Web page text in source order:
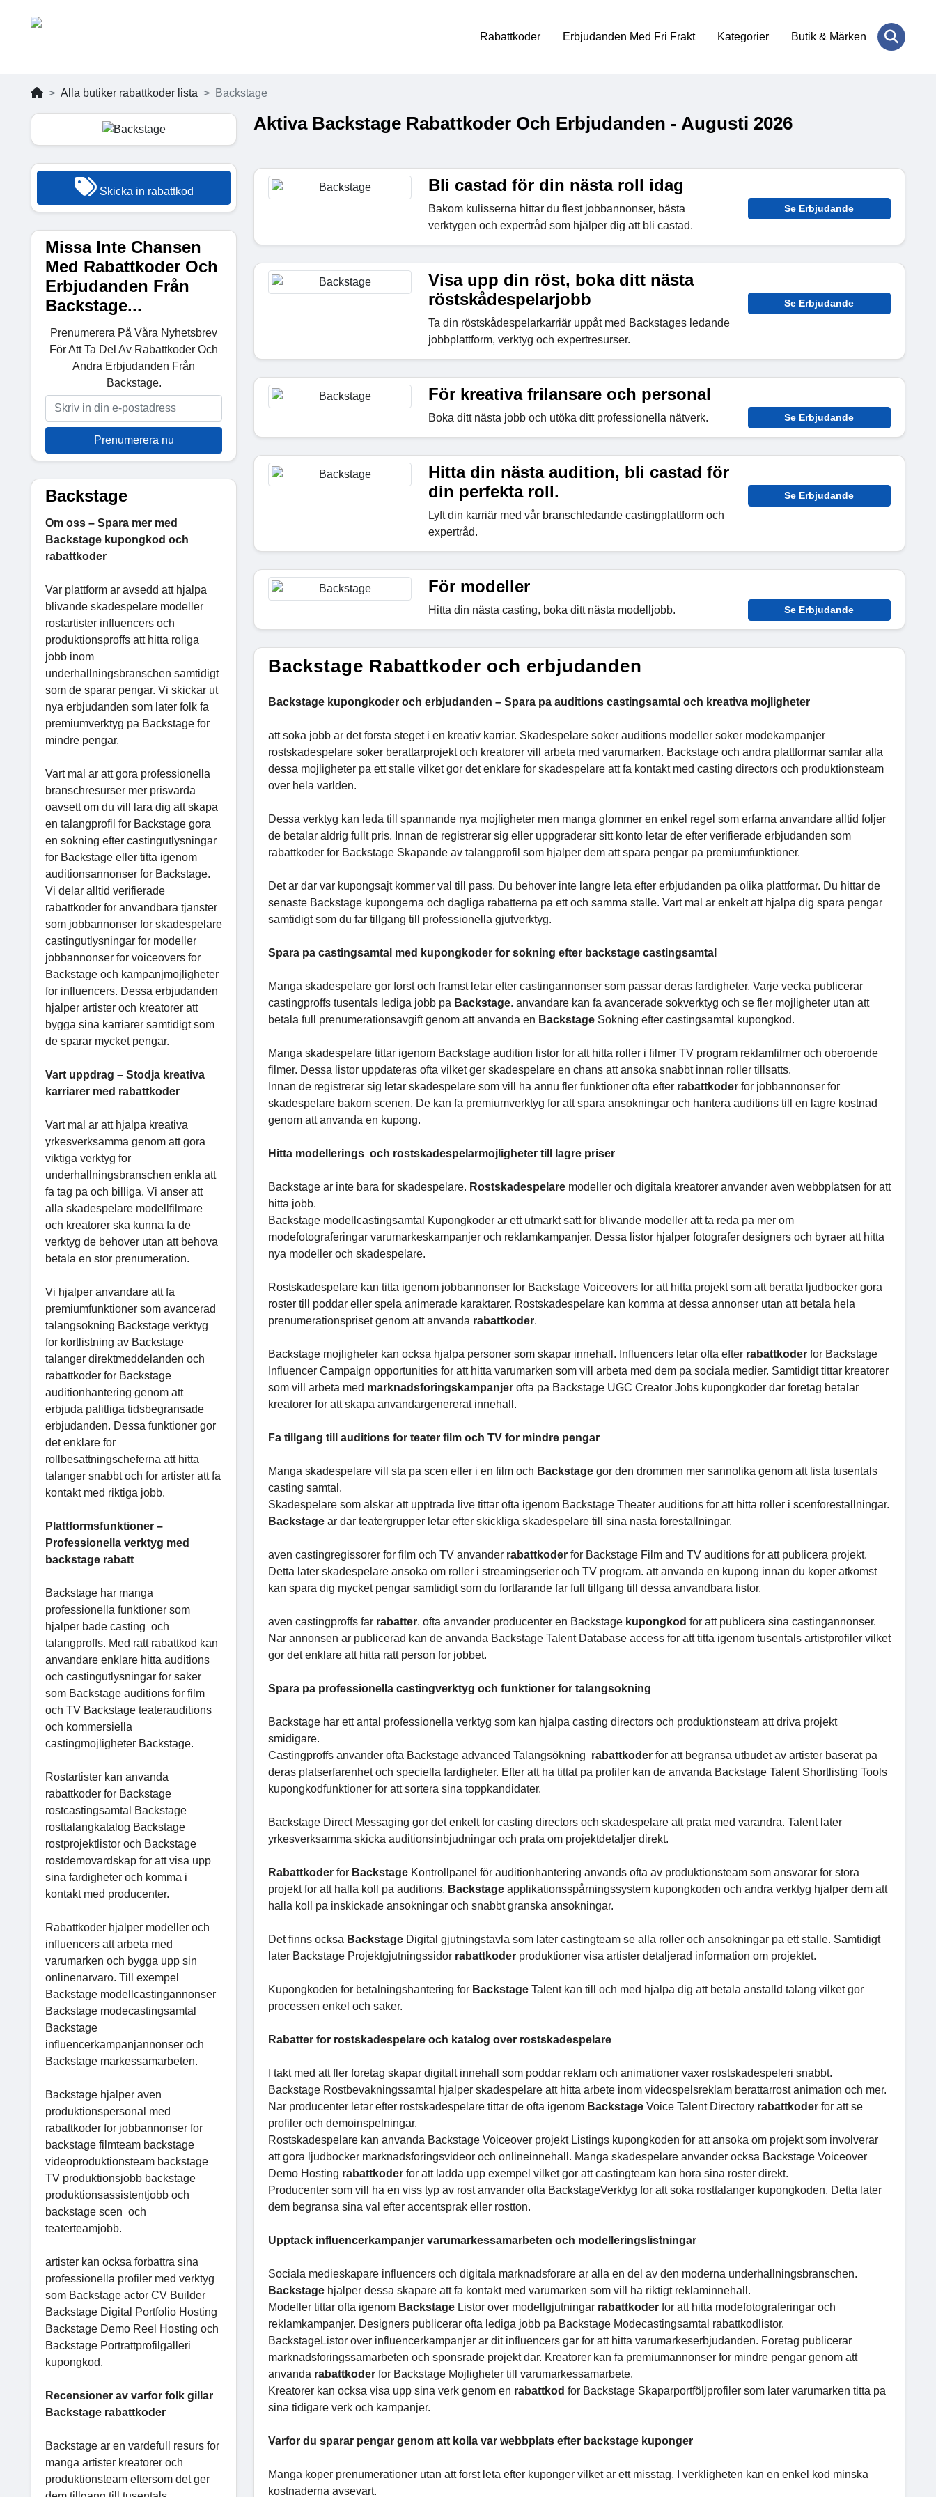
Rabattkoder Erbjudanden Med Fri Frakt Kategorier Butik & Märken
Alla butiker rabattkoder lista Backstage
Skicka in rabattkod
Missa Inte Chansen
Med Rabattkoder Och
Erbjudanden Från
Backstage...
Prenumerera På Våra Nyhetsbrev
För Att Ta Del Av Rabattkoder Och
Andra Erbjudanden Från
Backstage.
Prenumerera nu
Backstage
Om oss – Spara mer med
Backstage kupongkod och
rabattkoder
Var plattform ar avsedd att hjalpa
blivande skadespelare modeller
rostartister influencers och
produktionsproffs att hitta roliga
jobb inom
underhallningsbranschen samtidigt
som de sparar pengar. Vi skickar ut
nya erbjudanden som later folk fa
premiumverktyg pa Backstage for
mindre pengar.
Vart mal ar att gora professionella
branschresurser mer prisvarda
oavsett om du vill lara dig att skapa
en talangprofil for Backstage gora
en sokning efter castingutlysningar
for Backstage eller titta igenom
auditionsannonser for Backstage.
Vi delar alltid verifierade
rabattkoder for anvandbara tjanster
som jobbannonser for skadespelare
castingutlysningar for modeller
jobbannonser for voiceovers for
Backstage och kampanjmojligheter
for influencers. Dessa erbjudanden
hjalper artister och kreatorer att
bygga sina karriarer samtidigt som
de sparar mycket pengar.
Vart uppdrag – Stodja kreativa
karriarer med rabattkoder
Vart mal ar att hjalpa kreativa
yrkesverksamma genom att gora
viktiga verktyg for
underhallningsbranschen enkla att
fa tag pa och billiga. Vi anser att
alla skadespelare modellfilmare
och kreatorer ska kunna fa de
verktyg de behover utan att behova
betala en stor prenumeration.
Vi hjalper anvandare att fa
premiumfunktioner som avancerad
talangsokning Backstage verktyg
for kortlistning av Backstage
talanger direktmeddelanden och
rabattkoder for Backstage
auditionhantering genom att
erbjuda palitliga tidsbegransade
erbjudanden. Dessa funktioner gor
det enklare for
rollbesattningscheferna att hitta
talanger snabbt och for artister att fa
kontakt med riktiga jobb.
Plattformsfunktioner –
Professionella verktyg med
backstage rabatt
Backstage har manga
professionella funktioner som
hjalper bade casting och
talangproffs. Med ratt rabattkod kan
anvandare enklare hitta auditions
och castingutlysningar for saker
som Backstage auditions for film
och TV Backstage teaterauditions
och kommersiella
castingmojligheter Backstage.
Rostartister kan anvanda
rabattkoder for Backstage
rostcastingsamtal Backstage
rosttalangkatalog Backstage
rostprojektlistor och Backstage
rostdemovardskap for att visa upp
sina fardigheter och komma i
kontakt med producenter.
Rabattkoder hjalper modeller och
influencers att arbeta med
varumarken och bygga upp sin
onlinenarvaro. Till exempel
Backstage modellcastingannonser
Backstage modecastingsamtal
Backstage
influencerkampanjannonser och
Backstage markessamarbeten.
Backstage hjalper aven
produktionspersonal med
rabattkoder for jobbannonser for
backstage filmteam backstage
videoproduktionsteam backstage
TV produktionsjobb backstage
produktionsassistentjobb och
backstage scen och
teaterteamjobb.
artister kan ocksa forbattra sina
professionella profiler med verktyg
som Backstage actor CV Builder
Backstage Digital Portfolio Hosting
Backstage Demo Reel Hosting och
Backstage Portrattprofilgalleri
kupongkod.
Recensioner av varfor folk gillar
Backstage rabattkoder
Backstage ar en vardefull resurs for
manga artister kreatorer och
produktionsteam eftersom det ger
Aktiva Backstage Rabattkoder Och Erbjudanden - Augusti 2026
Bli castad för din nästa roll idag
Bakom kulisserna hittar du flest jobbannonser, bästa
verktygen och expertråd som hjälper dig att bli castad.
Se Erbjudande
Visa upp din röst, boka ditt nästa
röstskådespelarjobb
Ta din röstskådespelarkarriär uppåt med Backstages ledande
jobbplattform, verktyg och expertresurser.
Se Erbjudande
För kreativa frilansare och personal
Boka ditt nästa jobb och utöka ditt professionella nätverk. Se Erbjudande
Hitta din nästa audition, bli castad för
din perfekta roll.
Lyft din karriär med vår branschledande castingplattform och
expertråd.
Se Erbjudande
För modeller
Hitta din nästa casting, boka ditt nästa modelljobb. Se Erbjudande
Backstage Rabattkoder och erbjudanden
Backstage kupongkoder och erbjudanden – Spara pa auditions castingsamtal och kreativa mojligheter
att soka jobb ar det forsta steget i en kreativ karriar. Skadespelare soker auditions modeller soker modekampanjer
rostskadespelare soker berattarprojekt och kreatorer vill arbeta med varumarken. Backstage och andra plattformar samlar alla
dessa mojligheter pa ett stalle vilket gor det enklare for skadespelare att fa kontakt med casting directors och produktionsteam
over hela varlden.
Dessa verktyg kan leda till spannande nya mojligheter men manga glommer en enkel regel som erfarna anvandare alltid foljer
de betalar aldrig fullt pris. Innan de registrerar sig eller uppgraderar sitt konto letar de efter verifierade erbjudanden som
rabattkoder for Backstage Skapande av talangprofil som hjalper dem att spara pengar pa premiumfunktioner.
Det ar dar var kupongsajt kommer val till pass. Du behover inte langre leta efter erbjudanden pa olika plattformar. Du hittar de
senaste Backstage kupongerna och dagliga rabatterna pa ett och samma stalle. Vart mal ar enkelt att hjalpa dig spara pengar
samtidigt som du far tillgang till professionella gjutverktyg.
Spara pa castingsamtal med kupongkoder for sokning efter backstage castingsamtal
Manga skadespelare gor forst och framst letar efter castingannonser som passar deras fardigheter. Varje vecka publicerar
castingproffs tusentals lediga jobb pa Backstage. anvandare kan fa avancerade sokverktyg och se fler mojligheter utan att
betala full prenumerationsavgift genom att anvanda en Backstage Sokning efter castingsamtal kupongkod.
Manga skadespelare tittar igenom Backstage audition listor for att hitta roller i filmer TV program reklamfilmer och oberoende
filmer. Dessa listor uppdateras ofta vilket ger skadespelare en chans att ansoka snabbt innan roller tillsatts.
Innan de registrerar sig letar skadespelare som vill ha annu fler funktioner ofta efter rabattkoder for jobbannonser for
skadespelare bakom scenen. De kan fa premiumverktyg for att spara ansokningar och hantera auditions till en lagre kostnad
genom att anvanda en kupong.
Hitta modellerings och rostskadespelarmojligheter till lagre priser
Backstage ar inte bara for skadespelare. Rostskadespelare modeller och digitala kreatorer anvander aven webbplatsen for att
hitta jobb.
Backstage modellcastingsamtal Kupongkoder ar ett utmarkt satt for blivande modeller att ta reda pa mer om
modefotograferingar varumarkeskampanjer och reklamkampanjer. Dessa listor hjalper fotografer designers och byraer att hitta
nya modeller och skadespelare.
Rostskadespelare kan titta igenom jobbannonser for Backstage Voiceovers for att hitta projekt som att beratta ljudbocker gora
roster till poddar eller spela animerade karaktarer. Rostskadespelare kan komma at dessa annonser utan att betala hela
prenumerationspriset genom att anvanda rabattkoder.
Backstage mojligheter kan ocksa hjalpa personer som skapar innehall. Influencers letar ofta efter rabattkoder for Backstage
Influencer Campaign opportunities for att hitta varumarken som vill arbeta med dem pa sociala medier. Samtidigt tittar kreatorer
som vill arbeta med marknadsforingskampanjer ofta pa Backstage UGC Creator Jobs kupongkoder dar foretag betalar
kreatorer for att skapa anvandargenererat innehall.
Fa tillgang till auditions for teater film och TV for mindre pengar
Manga skadespelare vill sta pa scen eller i en film och Backstage gor den drommen mer sannolika genom att lista tusentals
casting samtal.
Skadespelare som alskar att upptrada live tittar ofta igenom Backstage Theater auditions for att hitta roller i scenforestallningar.
Backstage ar dar teatergrupper letar efter skickliga skadespelare till sina nasta forestallningar.
aven castingregissorer for film och TV anvander rabattkoder for Backstage Film and TV auditions for att publicera projekt.
Detta later skadespelare ansoka om roller i streamingserier och TV program. att anvanda en kupong innan du koper atkomst
kan spara dig mycket pengar samtidigt som du fortfarande far full tillgang till dessa anvandbara listor.
aven castingproffs far rabatter. ofta anvander producenter en Backstage kupongkod for att publicera sina castingannonser.
Nar annonsen ar publicerad kan de anvanda Backstage Talent Database access for att titta igenom tusentals artistprofiler vilket
gor det enklare att hitta ratt person for jobbet.
Spara pa professionella castingverktyg och funktioner for talangsokning
Backstage har ett antal professionella verktyg som kan hjalpa casting directors och produktionsteam att driva projekt
smidigare.
Castingproffs anvander ofta Backstage advanced Talangsökning rabattkoder for att begransa utbudet av artister baserat pa
deras platserfarenhet och speciella fardigheter. Efter att ha tittat pa profiler kan de anvanda Backstage Talent Shortlisting Tools
kupongkodfunktioner for att sortera sina toppkandidater.
Backstage Direct Messaging gor det enkelt for casting directors och skadespelare att prata med varandra. Talent later
yrkesverksamma skicka auditionsinbjudningar och prata om projektdetaljer direkt.
Rabattkoder for Backstage Kontrollpanel för auditionhantering anvands ofta av produktionsteam som ansvarar for stora
projekt for att halla koll pa auditions. Backstage applikationsspårningssystem kupongkoden och andra verktyg hjalper dem att
halla koll pa inskickade ansokningar och snabbt granska ansokningar.
Det finns ocksa Backstage Digital gjutningstavla som later castingteam se alla roller och ansokningar pa ett stalle. Samtidigt
later Backstage Projektgjutningssidor rabattkoder produktioner visa artister detaljerad information om projektet.
Kupongkoden for betalningshantering for Backstage Talent kan till och med hjalpa dig att betala anstalld talang vilket gor
processen enkel och saker.
Rabatter for rostskadespelare och katalog over rostskadespelare
I takt med att fler foretag skapar digitalt innehall som poddar reklam och animationer vaxer rostskadespeleri snabbt.
Backstage Rostbevakningssamtal hjalper skadespelare att hitta arbete inom videospelsreklam berattarrost animation och mer.
Nar producenter letar efter rostskadespelare tittar de ofta igenom Backstage Voice Talent Directory rabattkoder for att se
profiler och demoinspelningar.
Rostskadespelare kan anvanda Backstage Voiceover projekt Listings kupongkoden for att ansoka om projekt som involverar
att gora ljudbocker marknadsforingsvideor och onlineinnehall. Manga skadespelare anvander ocksa Backstage Voiceover
Demo Hosting rabattkoder for att ladda upp exempel vilket gor att castingteam kan hora sina roster direkt.
Producenter som vill ha en viss typ av rost anvander ofta BackstageVerktyg for att soka rosttalanger kupongkoden. Detta later
dem begransa sina val efter accentsprak eller rostton.
Upptack influencerkampanjer varumarkessamarbeten och modelleringslistningar
Sociala medieskapare influencers och digitala marknadsforare ar alla en del av den moderna underhallningsbranschen.
Backstage hjalper dessa skapare att fa kontakt med varumarken som vill ha riktigt reklaminnehall.
Modeller tittar ofta igenom Backstage Listor over modellgjutningar rabattkoder for att hitta modefotograferingar och
reklamkampanjer. Designers publicerar ofta lediga jobb pa Backstage Modecastingsamtal rabattkodlistor.
BackstageListor over influencerkampanjer ar dit influencers gar for att hitta varumarkeserbjudanden. Foretag publicerar
marknadsforingssamarbeten och sponsrade projekt dar. Kreatorer kan fa premiumannonser for mindre pengar genom att
anvanda rabattkoder for Backstage Mojligheter till varumarkessamarbete.
Kreatorer kan ocksa visa upp sina verk genom en rabattkod for Backstage Skaparportföljprofiler som later varumarken titta pa
sina tidigare verk och kampanjer.
Varfor du sparar pengar genom att kolla var webbplats efter backstage kuponger
Manga koper prenumerationer utan att forst leta efter kuponger vilket ar ett misstag. I verkligheten kan en enkel kod minska
kostnaderna avsevart.